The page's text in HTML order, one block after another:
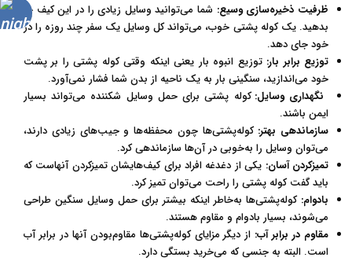
ظرفیت ذخیره‌سازی وسیع: شما می‌توانید وسایل زیادی را در این کیف جا
بدهید. یک کوله پشتی خوب، می‌تواند کل وسایل یک سفر چند روزه را در
خود جای دهد.
توزیع برابر بار: توزیع انبوه بار یعنی اینکه وقتی کوله پشتی را بر پشت
خود می‌اندازید، سنگینی بار به یک ناحیه از بدن شما فشار نمی‌آورد.
نگهداری وسایل:کوله پشتی برای حمل وسایل شکننده می‌تواند بسیار
ایمن باشند.
سازماندهی بهتر: کوله‌پشتی‌ها چون محفظه‌ها و جیب‌های زیادی دارند،
می‌توان وسایل را به‌خوبی در آن‌ها سازماندهی کرد.
تمیزکردن آسان: یکی از دغدغه افراد برای کیف‌هایشان تمیزکردن آنهاست که
باید گفت کوله پشتی را راحت می‌توان تمیز کرد.
بادوام: کوله‌پشتی‌ها به‌خاطر اینکه بیشتر برای حمل وسایل سنگین طراحی
می‌شوند، بسیار بادوام و مقاوم هستند.
مقاوم در برابر آب: از دیگر مزایای کوله‌پشتی‌ها مقاوم‌بودن آنها در برابر آب
است. البته به جنسی که می‌خرید بستگی دارد.
حالت
شب